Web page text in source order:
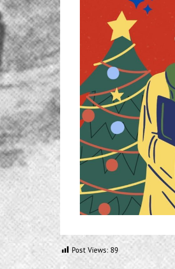
Post Views: 89